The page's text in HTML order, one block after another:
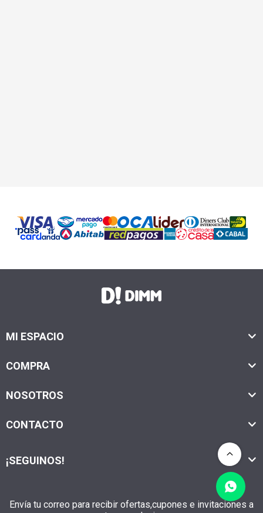
MI ESPACIO
COMPRA
NOSOTROS
CONTACTO
Envía tu correo para recibir ofertas,cupones e invitaciones a
¡SEGUINOS!